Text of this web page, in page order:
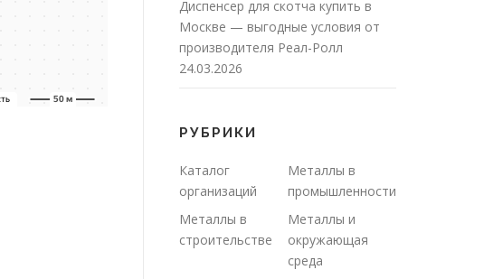
Диспенсер для скотча купить в
Москве — выгодные условия от
производителя Реал-Ролл
24.03.2026
РУБРИКИ
Каталог
организаций
Металлы в
промышленности
Металлы в
строительстве
Металлы и
окружающая
среда